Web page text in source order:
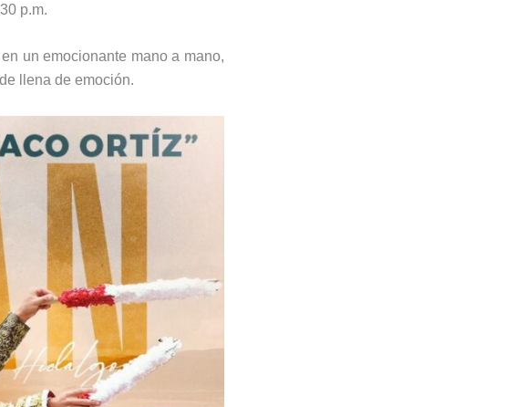
p.m.
un emocionante mano a mano,
llena de emoción.